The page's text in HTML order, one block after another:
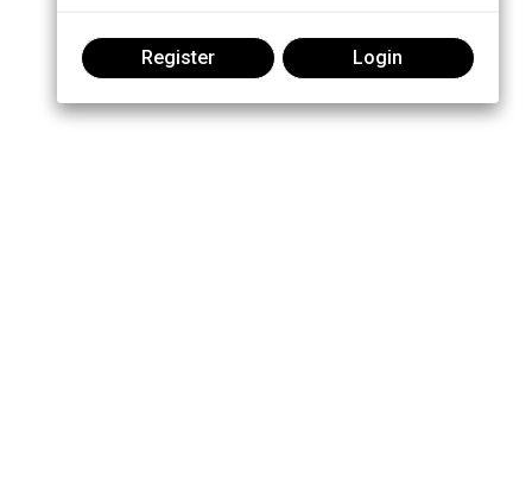
Register Login